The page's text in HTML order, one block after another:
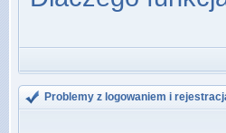
Problemy z logowaniem i